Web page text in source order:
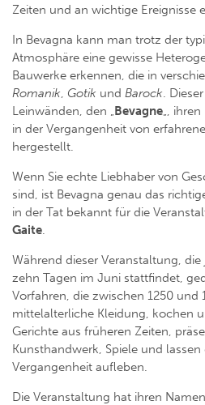
Zeiten und an wichtige Ereignisse
In Bevagna kann man trotz der
Atmosphäre eine gewisse
Bauwerke erkennen, die in
Romanik, Gotik und Barock.
Leinwänden, den „Bevagne„,
in der Vergangenheit von
hergestellt.
Wenn Sie echte Liebhaber von
sind, ist Bevagna genau das
in der Tat bekannt für die
Gaite.
Während dieser Veranstaltung,
zehn Tagen im Juni stattfindet,
Vorfahren, die zwischen 1250 und
mittelalterliche Kleidung, kochen
Gerichte aus früheren Zeiten,
Kunsthandwerk, Spiele und lassen
Vergangenheit aufleben.
Die Veranstaltung hat ihren